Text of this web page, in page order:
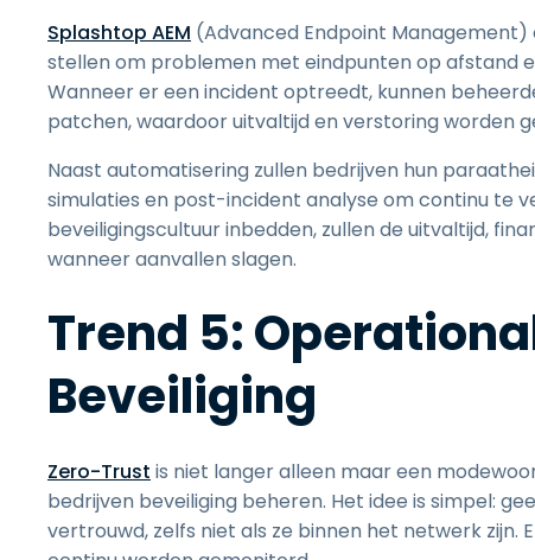
Splashtop AEM (Advanced Endpoint
stellen om problemen met eindpunten op afstand
Wanneer er een incident optreedt, kunnen
patchen, waardoor uitvaltijd en verstoring worden
Naast automatisering zullen bedrijven hun
simulaties en post-incident analyse om continu te
beveiligingscultuur inbedden, zullen de uitvaltijd,
wanneer aanvallen slagen.
Trend 5:
Beveiliging
Zero-Trust is niet langer alleen maar een
bedrijven beveiliging beheren. Het idee is simpel:
vertrouwd, zelfs niet als ze binnen het netwerk